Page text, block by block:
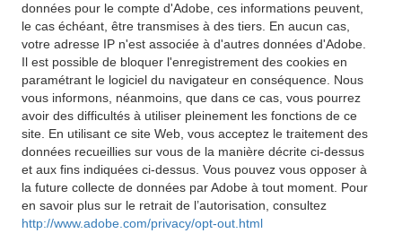
données pour le compte d'Adobe, ces informations peuvent,
le cas échéant, être transmises à des tiers. En aucun cas,
votre adresse IP n'est associée à d'autres données d'Adobe.
Il est possible de bloquer l'enregistrement des cookies en
paramétrant le logiciel du navigateur en conséquence. Nous
vous informons, néanmoins, que dans ce cas, vous pourrez
avoir des difficultés à utiliser pleinement les fonctions de ce
site. En utilisant ce site Web, vous acceptez le traitement des
données recueillies sur vous de la manière décrite ci-dessus
et aux fins indiquées ci-dessus. Vous pouvez vous opposer à
la future collecte de données par Adobe à tout moment. Pour
en savoir plus sur le retrait de l’autorisation, consultez
http://www.adobe.com/privacy/opt-out.html